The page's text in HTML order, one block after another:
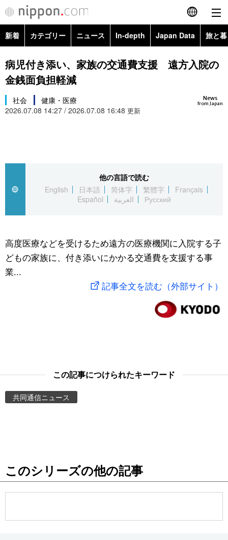
English
简体字
Русский
カテゴリー
国際
社会
文化
科学・技術
アーカイブ
Japan Data
旅と暮らし
動画/Live
Books
People
公式SNS
新着 カテゴリー ニュース In-depth Japan Data 旅と
政治・外交
経済・ビジネス
国際・海外
文化
科学・技術
暮らし
スポーツ・東京2020
Topics
病児付き添い、家族の交通費支援 遠方入院の
金銭面負担軽減
News
from Japan
社会
健康・医療
2026.07.08 14:27 / 2026.07.08 16:48 更新
他の言語で読む
English
日本語 简体字 繁體字
Français
Español
العربية Русский
高度医療などを受けるため遠方の医療機関に入院する子
どもの家族に、付き添いにかかる交通費を支援する事
業...
記事全文を読む（外部サイト）
この記事につけられたキーワード
共同通信ニュース
このシリーズの他の記事